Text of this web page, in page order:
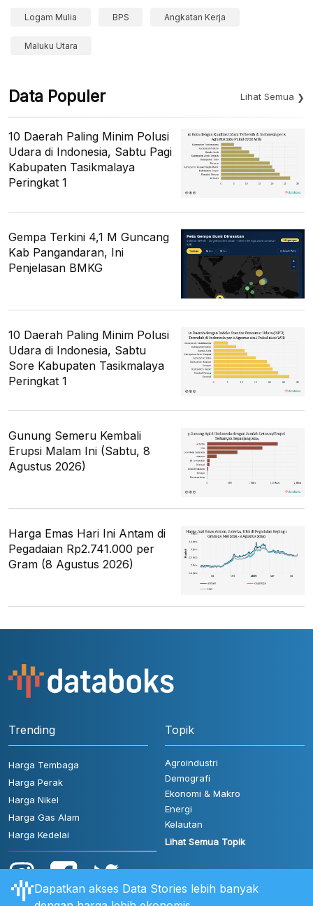
Logam Mulia BPS Angkatan Kerja
Maluku Utara
Data Populer Lihat Semua
10 Daerah Paling Minim Polusi
Udara di Indonesia, Sabtu Pagi
Kabupaten Tasikmalaya
Peringkat 1
Gempa Terkini 4,1 M Guncang
Kab Pangandaran, Ini
Penjelasan BMKG
10 Daerah Paling Minim Polusi
Udara di Indonesia, Sabtu
Sore Kabupaten Tasikmalaya
Peringkat 1
Gunung Semeru Kembali
Erupsi Malam Ini (Sabtu, 8
Agustus 2026)
Harga Emas Hari Ini Antam di
Pegadaian Rp2.741.000 per
Gram (8 Agustus 2026)
Trending
Harga Tembaga
Harga Perak
Harga Nikel
Harga Gas Alam
Harga Kedelai
Topik
Agroindustri
Demografi
Ekonomi & Makro
Energi
Kelautan
Lihat Semua Topik
Dapatkan akses Data Stories lebih banyak